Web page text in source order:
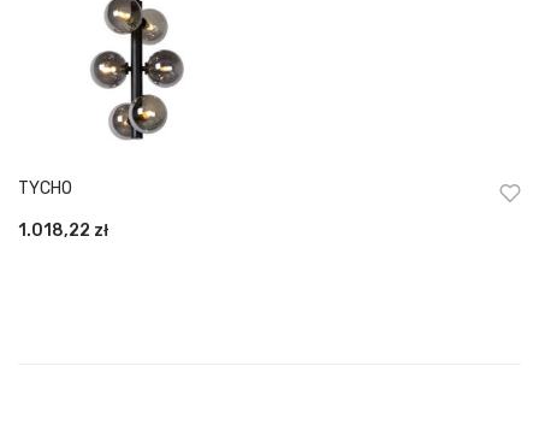
TYCHO
1.018,22 zł